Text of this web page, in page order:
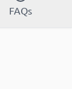
FAQs